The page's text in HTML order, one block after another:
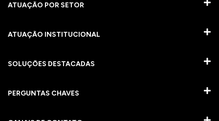
ATUAÇÃO POR SETOR
ATUAÇÃO INSTITUCIONAL
SOLUÇÕES DESTACADAS
PERGUNTAS CHAVES​